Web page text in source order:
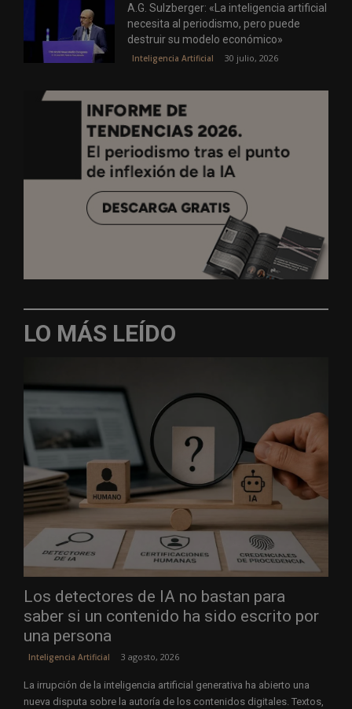
A.G. Sulzberger: «La inteligencia artificial
necesita al periodismo, pero puede
destruir su modelo económico»
Inteligencia Artificial 30 julio, 2026
LO MÁS LEÍDO
Los detectores de IA no bastan para
saber si un contenido ha sido escrito por
una persona
Inteligencia Artificial 3 agosto, 2026
La irrupción de la inteligencia artificial generativa ha abierto una
nueva disputa sobre la autoría de los contenidos digitales. Textos,